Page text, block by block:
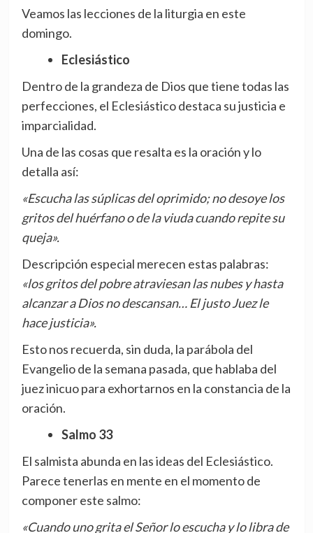
Veamos las lecciones de la liturgia en este
domingo.
Eclesiástico
Dentro de la grandeza de Dios que tiene todas las
perfecciones, el Eclesiástico destaca su justicia e
imparcialidad.
Una de las cosas que resalta es la oración y lo
detalla así:
«Escucha las súplicas del oprimido; no desoye los
gritos del huérfano o de la viuda cuando repite su
queja».
Descripción especial merecen estas palabras:
«los gritos del pobre atraviesan las nubes y hasta
alcanzar a Dios no descansan… El justo Juez le
hace justicia».
Esto nos recuerda, sin duda, la parábola del
Evangelio de la semana pasada, que hablaba del
juez inicuo para exhortarnos en la constancia de la
oración.
Salmo 33
El salmista abunda en las ideas del Eclesiástico.
Parece tenerlas en mente en el momento de
componer este salmo:
«Cuando uno grita el Señor lo escucha y lo libra de